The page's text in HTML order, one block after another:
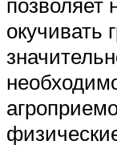
окучивать